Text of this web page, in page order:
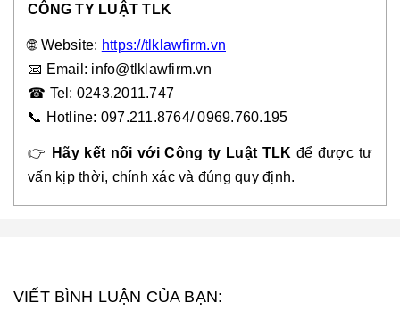
CÔNG TY LUẬT TLK
🌐Website: https://tlklawfirm.vn
📧 Email: info@tlklawfirm.vn
☎ Tel: 0243.2011.747
📞 Hotline: 097.211.8764/ 0969.760.195
👉 Hãy kết nối với Công ty Luật TLK để được tư
vấn kịp thời, chính xác và đúng quy định.
VIẾT BÌNH LUẬN CỦA BẠN: